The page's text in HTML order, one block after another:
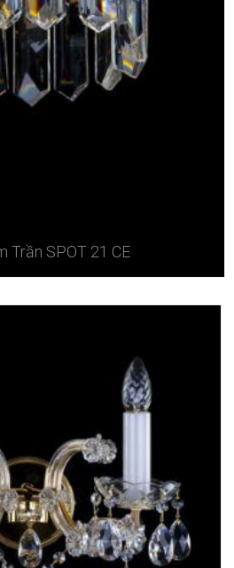
Trần SPOT 21 CE